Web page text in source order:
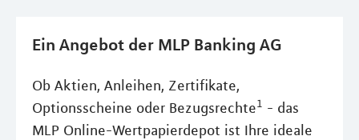
Ein Angebot der MLP Banking AG
Ob Aktien, Anleihen, Zertifikate,
Optionsscheine oder Bezugsrechte1 - das
MLP Online-Wertpapierdepot ist Ihre ideale